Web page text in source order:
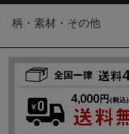
柄・素材・その他